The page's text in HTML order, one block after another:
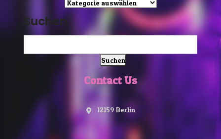
Suchen
Suchen
Contact Us
12159 Berlin